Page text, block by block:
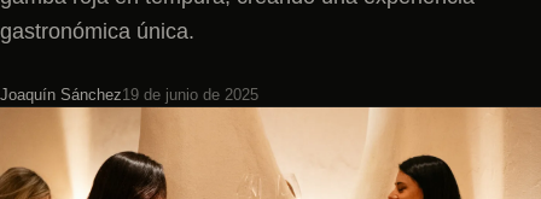
gastronómica única.
Joaquín Sánchez19 de junio de 2025